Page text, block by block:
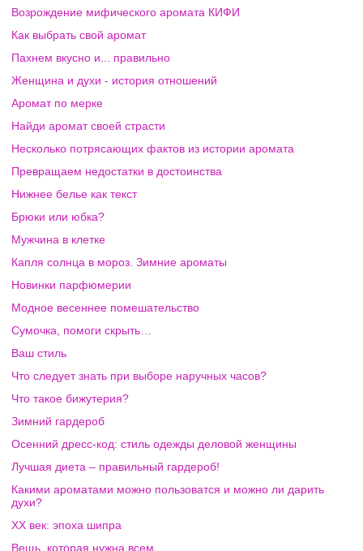
Возрождение мифического аромата КИФИ
Как выбрать свой аромат
Пахнем вкусно и... правильно
Женщина и духи - история отношений
Аромат по мерке
Найди аромат своей страсти
Несколько потрясающих фактов из истории аромата
Превращаем недостатки в достоинства
Нижнее белье как текст
Брюки или юбка?
Мужчина в клетке
Капля солнца в мороз. Зимние ароматы
Новинки парфюмерии
Модное весеннее помешательство
Сумочка, помоги скрыть…
Ваш стиль
Что следует знать при выборе наручных часов?
Что такое бижутерия?
Зимний гардероб
Осенний дресс-код: стиль одежды деловой женщины
Лучшая диета – правильный гардероб!
Какими ароматами можно пользоватся и можно ли дарить
духи?
XX век: эпоха шипра
Вещь, которая нужна всем